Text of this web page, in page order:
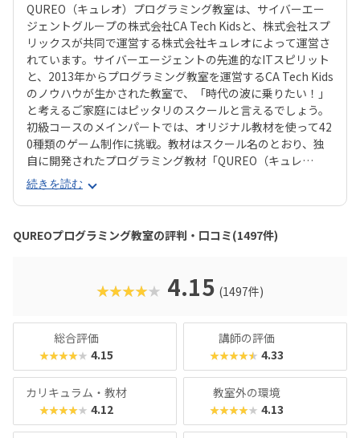
QUREO（キュレオ）プログラミング教室は、サイバーエー
ジェントグループの株式会社CA Tech Kidsと、株式会社スプ
リックスが共同で運営する株式会社キュレオによって運営さ
れています。サイバーエージェントの先進的なITスピリット
と、2013年からプログラミング教室を運営するCA Tech Kids
のノウハウが生かされた教室で、「時代の波に乗りたい！」
と考えるご家庭にはピッタリのスクールと言えるでしょう。
初級コースのメインパートでは、オリジナル教材を使って42
0種類のゲーム制作に挑戦。教材はスクール名のとおり、独
自に開発されたプログラミング教材「QUREO（キュレ
オ）」です。スマホゲームのような感覚でサクサク進められ
るのに、本格的な内容が学べるのが魅力。子どもにとっても
「やらされている感」がないので、楽しくゲームをクリアし
ていくようなペースでどんどん学習を進めていけます。教材
のデザイン性も高く、実際にスマホゲーム開発で使用されて
クに慣れている今の子どもでも、「安っぽい」「子どもっぽ
い」と思わず勉強に取り組めるでしょう。学習結果は通信簿
続きを読む
QUREOプログラミング教室の評判・口コミ(1497件)
★★★★★ 4.15 (1497件)
総合評価
★★★★★ 4.15
講師の評価
★★★★★ 4.33
カリキュラム・教材
★★★★★ 4.12
教室外の環境
★★★★★ 4.13